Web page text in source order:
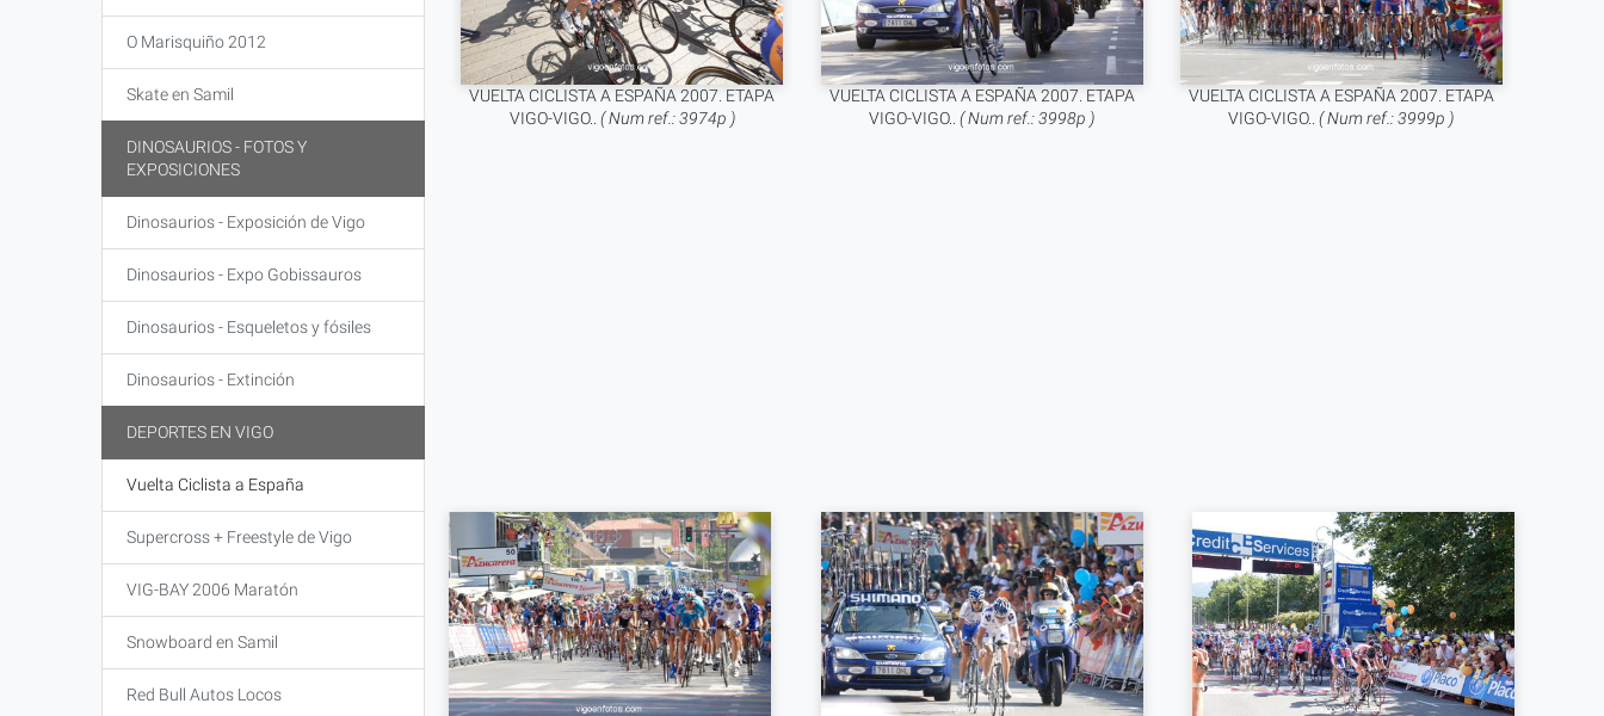
VUELTA CICLISTA A ESPAÑA 2007. ETAPA
VIGO-VIGO.. ( Num ref.: 3974p )
VUELTA CICLISTA A ESPAÑA 2007. ETAPA
VIGO-VIGO..( Num ref.: 3998p )
VUELTA CICLISTA A ESPAÑA 2007. ETAPA
VIGO-VIGO..( Num ref.: 3999p )
O Marisquiño 2012
Skate en Samil
DINOSAURIOS - FOTOS Y
EXPOSICIONES
Dinosaurios - Exposición de Vigo
Dinosaurios - Expo Gobissauros
Dinosaurios - Esqueletos y fósiles
Dinosaurios - Extinción
DEPORTES EN VIGO
Vuelta Ciclista a España
Supercross + Freestyle de Vigo
VIG-BAY 2006 Maratón
Snowboard en Samil
Red Bull Autos Locos